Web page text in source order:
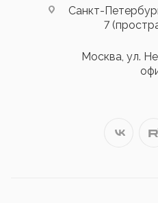
Санкт-
7
Москва, ул.